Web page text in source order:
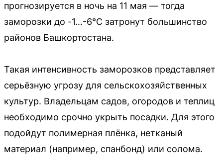
прогнозируется в ночь на 11 мая — тогда
заморозки до -1…-6°С затронут большинство
районов Башкортостана.
Такая интенсивность заморозков представляет
серьёзную угрозу для сельскохозяйственных
культур. Владельцам садов, огородов и теплиц
необходимо срочно укрыть посадки. Для этого
подойдут полимерная плёнка, нетканый
материал (например, спанбонд) или солома.